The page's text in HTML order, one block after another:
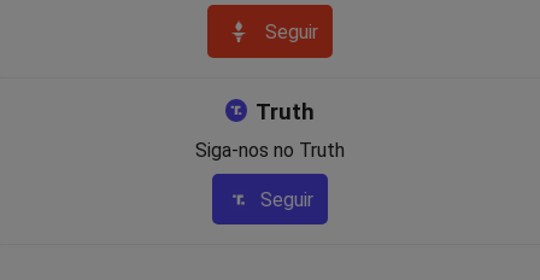
Seguir
Truth
Siga-nos no Truth
Seguir